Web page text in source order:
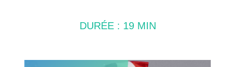
DURÉE : 19 MIN